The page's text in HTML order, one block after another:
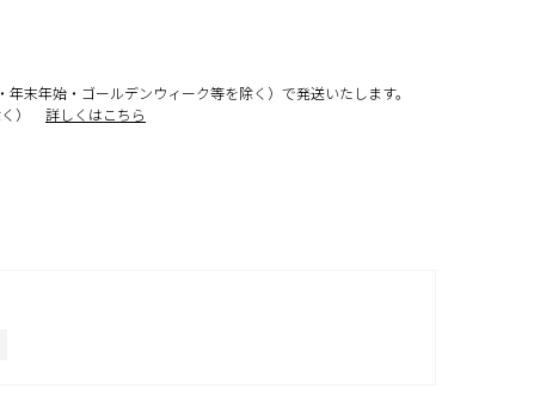
末年始・ゴールデンウィーク等を除く）で発送いたします。
）
詳しくはこちら